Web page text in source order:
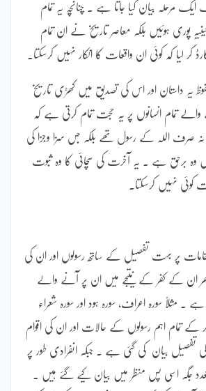
مرحلہ بیان کیا جاتا ہے ۔ چنانچہ یہ تمام
پوری ہوئیں بلکہ معاصر تاریخ نے ان تمام
کر لیا کہ کوئی ان واقعات کا انکار نہیں کرسکتا۔
یہ داستان اور اس کی تصدیق میں کھڑی تاریخ
تمام انسانوں پر یہ حجت تمام کرتی ہے کہ
نہ صرف اللہ کے رسول تھے بلکہ جس سزا وجزا کی
برحق ہے ۔ یہ آخرت کی سچائی کا وہ ثبوت
کوئی نہیں کرسکتا۔
پر بہت تفصیل کے ساتھ رسولوں اور ان کی
ان کے کفر کے نتیجے میں ان پر آنے والے
۔ مثلاً سورہ اعراف، سورہ ہود اور سورہ شعراء
تمام اہم رسولوں کے حالات اور ان کی اقوام
بیان کی گئی ہے ۔ جبکہ انفرادی طور پر
جگہ اسی پس منظر میں بیان کیے گئے ہیں ۔